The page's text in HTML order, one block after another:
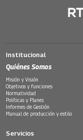
Institucional
Quiénes Somos
Misión y Visión
Objetivos y funciones
Normatividad
Políticas y Planes
Informes de Gestión
Manual de producción y estilo
Servicios